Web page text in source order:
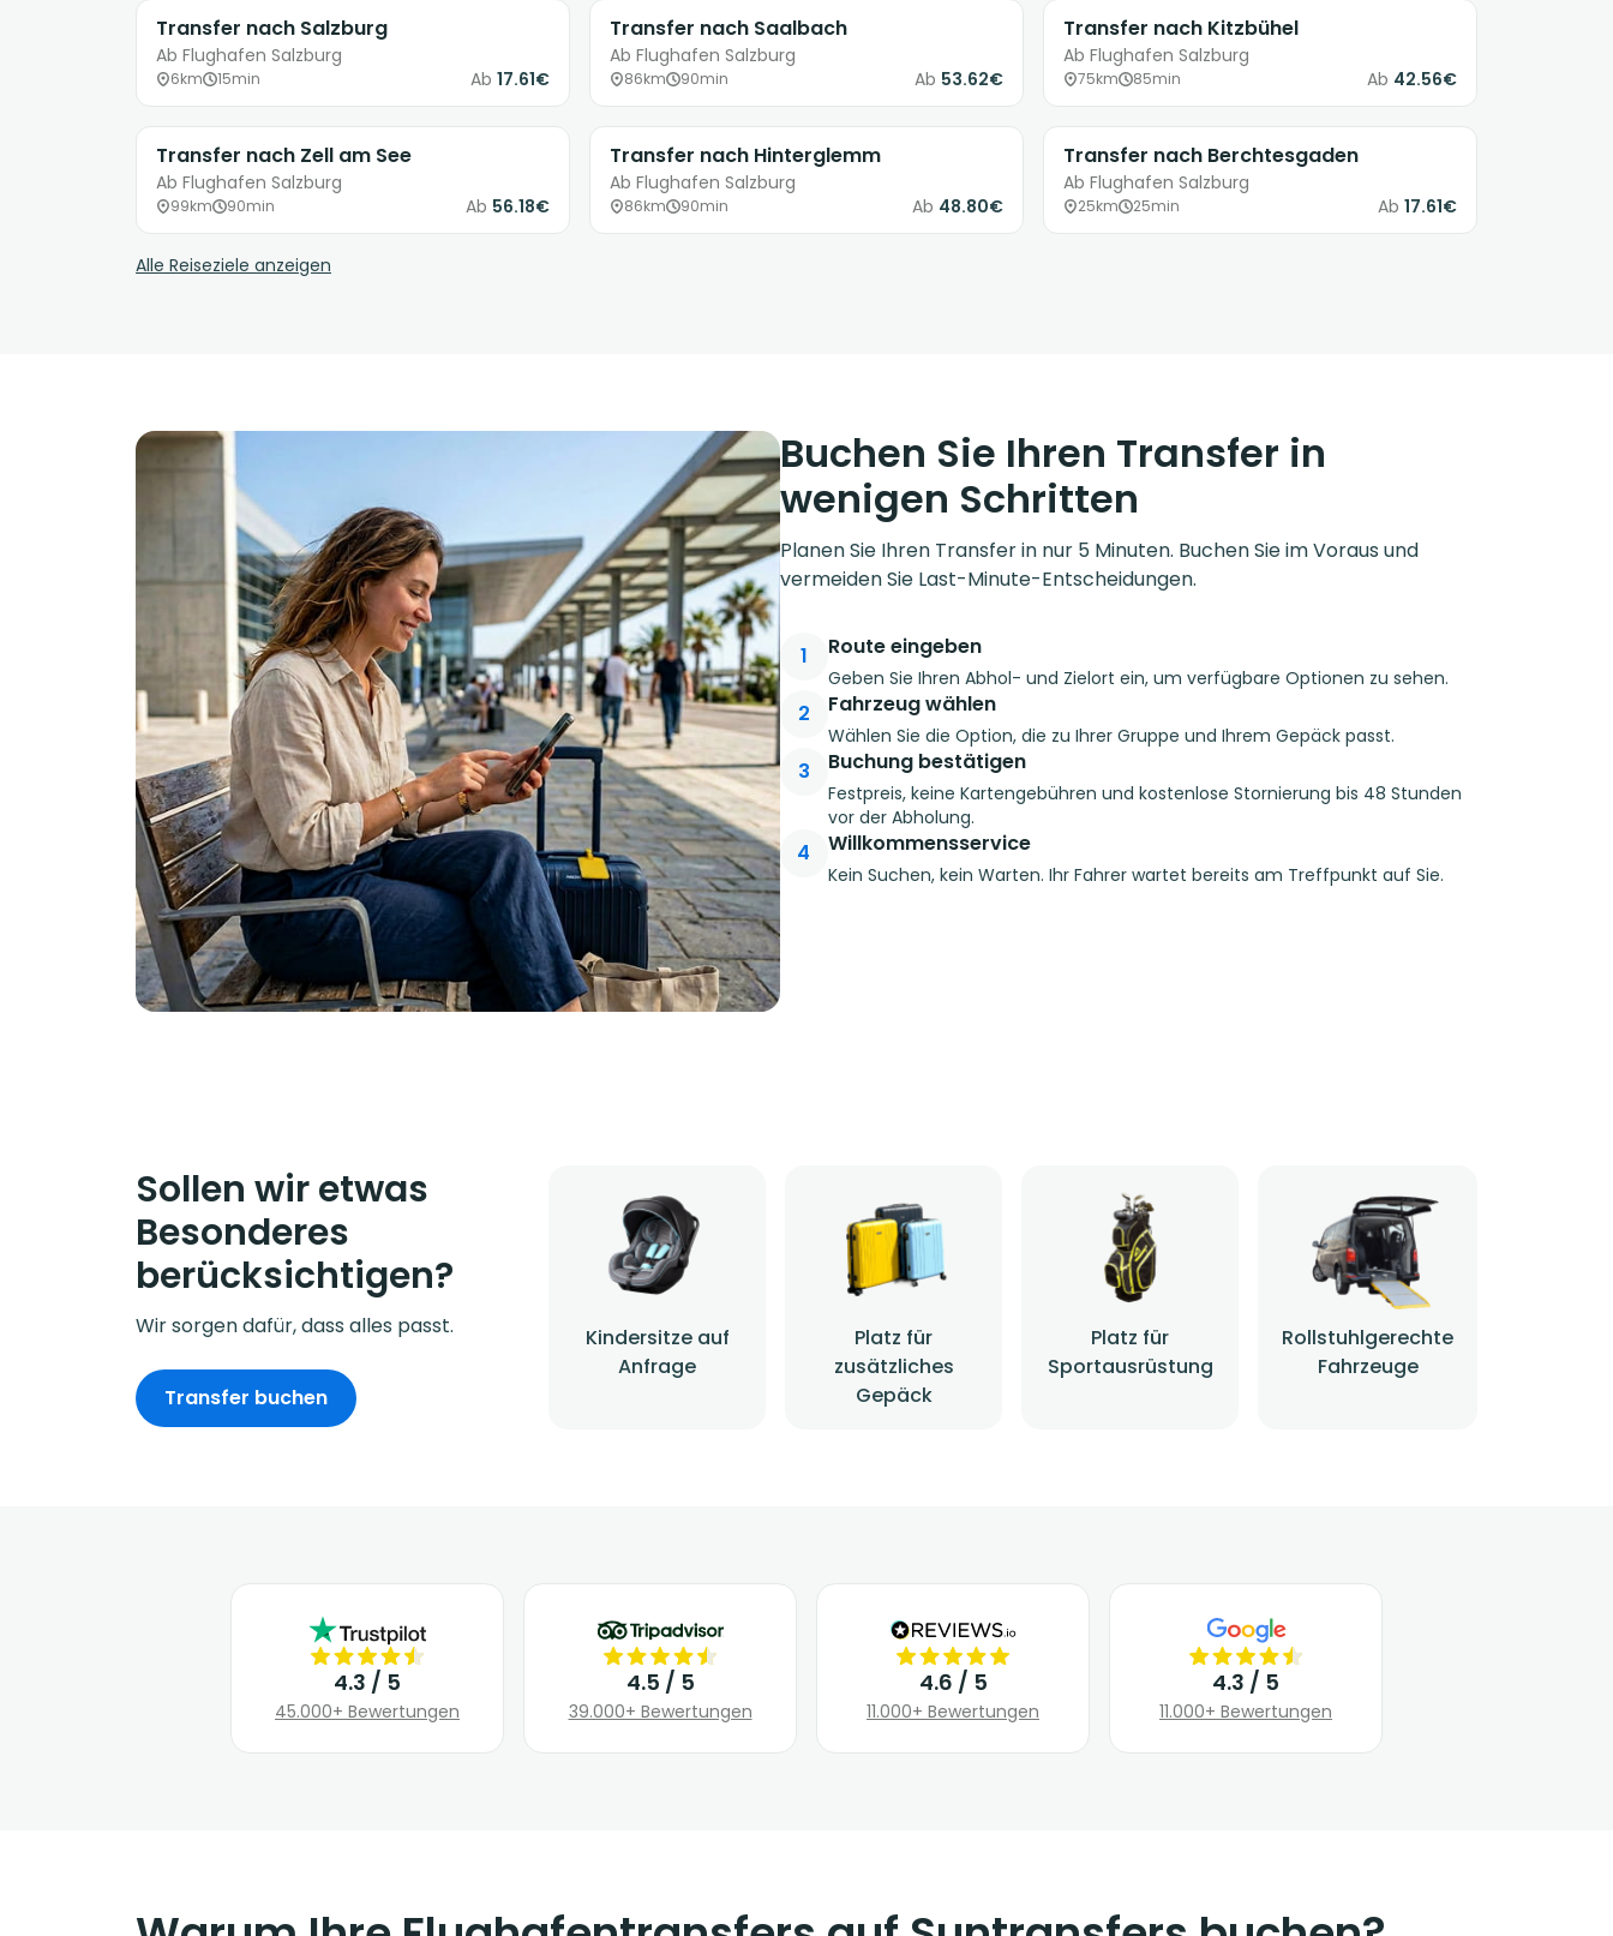
Transfer nach Salzburg
Ab Flughafen Salzburg
6km 15min Ab 17.61€
Transfer nach Saalbach
Ab Flughafen Salzburg
86km 90min Ab 53.62€
Transfer nach Kitzbühel
Ab Flughafen Salzburg
75km 85min Ab 42.56€
Transfer nach Zell am See
Ab Flughafen Salzburg
99km 90min Ab 56.18€
Transfer nach Hinterglemm
Ab Flughafen Salzburg
86km 90min Ab 48.80€
Transfer nach Berchtesgaden
Ab Flughafen Salzburg
25km 25min Ab 17.61€
Alle Reiseziele anzeigen
Buchen Sie Ihren Transfer in
wenigen Schritten
Planen Sie Ihren Transfer in nur 5 Minuten. Buchen Sie im Voraus und
vermeiden Sie Last-Minute-Entscheidungen.
1 Route eingeben
Geben Sie Ihren Abhol- und Zielort ein, um verfügbare Optionen zu sehen.
2 Fahrzeug wählen
Wählen Sie die Option, die zu Ihrer Gruppe und Ihrem Gepäck passt.
3 Buchung bestätigen
Festpreis, keine Kartengebühren und kostenlose Stornierung bis 48 Stunden
vor der Abholung.
4 Willkommensservice
Kein Suchen, kein Warten. Ihr Fahrer wartet bereits am Treffpunkt auf Sie.
Sollen wir etwas
Besonderes
berücksichtigen?
Wir sorgen dafür, dass alles passt.
Kindersitze auf
Anfrage
Platz für
zusätzliches
Gepäck
Platz für
Sportausrüstung
Rollstuhlgerechte
Fahrzeuge
Transfer buchen
4.3 / 5
45.000+ Bewertungen
4.5 / 5
39.000+ Bewertungen
4.6 / 5
11.000+ Bewertungen
4.3 / 5
11.000+ Bewertungen